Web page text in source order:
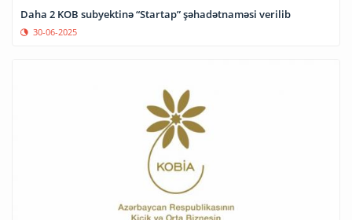
Daha 2 KOB subyektinə “Startap” şəhadətnaməsi verilib
30-06-2025